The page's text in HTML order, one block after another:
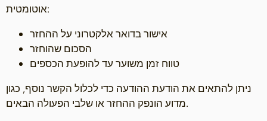
אוטומטית:
אישור בדואר אלקטרוני על ההחזר
הסכום שהוחזר
טווח זמן משוער עד להופעת הכספים
ניתן להתאים את הודעת ההודעה כדי לכלול הקשר נוסף, כגון
מדוע הונפק ההחזר או שלבי הפעולה הבאים.